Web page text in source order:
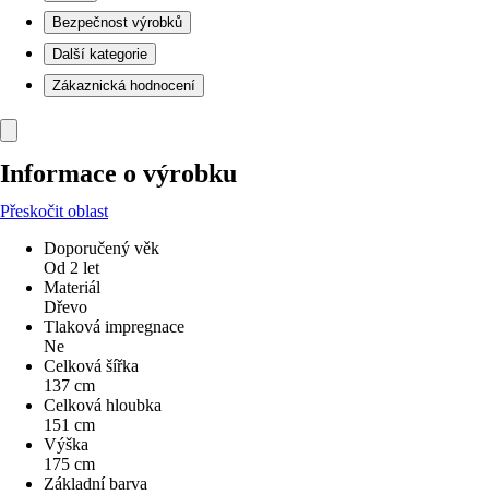
Bezpečnost výrobků
Další kategorie
Zákaznická hodnocení
Informace o výrobku
Přeskočit oblast
Doporučený věk
Od 2 let
Materiál
Dřevo
Tlaková impregnace
Ne
Celková šířka
137 cm
Celková hloubka
151 cm
Výška
175 cm
Základní barva